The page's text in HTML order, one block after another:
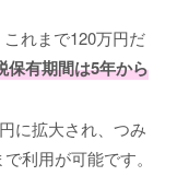
れまで120万円だ
保有期間は5年から
に拡大され、つみ
で利用が可能です。